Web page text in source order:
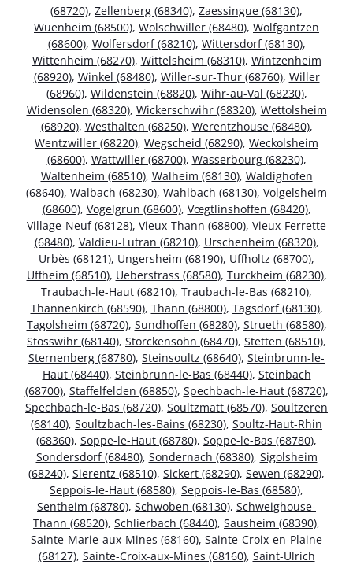
(68720), Zellenberg (68340), Zaessingue (68130),
Wuenheim (68500), Wolschwiller (68480), Wolfgantzen
(68600), Wolfersdorf (68210), Wittersdorf (68130),
Wittenheim (68270), Wittelsheim (68310), Wintzenheim
(68920), Winkel (68480), Willer-sur-Thur (68760), Willer
(68960), Wildenstein (68820), Wihr-au-Val (68230),
Widensolen (68320), Wickerschwihr (68320), Wettolsheim
(68920), Westhalten (68250), Werentzhouse (68480),
Wentzwiller (68220), Wegscheid (68290), Weckolsheim
(68600), Wattwiller (68700), Wasserbourg (68230),
Waltenheim (68510), Walheim (68130), Waldighofen
(68640), Walbach (68230), Wahlbach (68130), Volgelsheim
(68600), Vogelgrun (68600), Vœgtlinshoffen (68420),
Village-Neuf (68128), Vieux-Thann (68800), Vieux-Ferrette
(68480), Valdieu-Lutran (68210), Urschenheim (68320),
Urbès (68121), Ungersheim (68190), Uffholtz (68700),
Uffheim (68510), Ueberstrass (68580), Turckheim (68230),
Traubach-le-Haut (68210), Traubach-le-Bas (68210),
Thannenkirch (68590), Thann (68800), Tagsdorf (68130),
Tagolsheim (68720), Sundhoffen (68280), Strueth (68580),
Stosswihr (68140), Storckensohn (68470), Stetten (68510),
Sternenberg (68780), Steinsoultz (68640), Steinbrunn-le-
Haut (68440), Steinbrunn-le-Bas (68440), Steinbach
(68700), Staffelfelden (68850), Spechbach-le-Haut (68720),
Spechbach-le-Bas (68720), Soultzmatt (68570), Soultzeren
(68140), Soultzbach-les-Bains (68230), Soultz-Haut-Rhin
(68360), Soppe-le-Haut (68780), Soppe-le-Bas (68780),
Sondersdorf (68480), Sondernach (68380), Sigolsheim
(68240), Sierentz (68510), Sickert (68290), Sewen (68290),
Seppois-le-Haut (68580), Seppois-le-Bas (68580),
Sentheim (68780), Schwoben (68130), Schweighouse-
Thann (68520), Schlierbach (68440), Sausheim (68390),
Sainte-Marie-aux-Mines (68160), Sainte-Croix-en-Plaine
(68127), Sainte-Croix-aux-Mines (68160), Saint-Ulrich